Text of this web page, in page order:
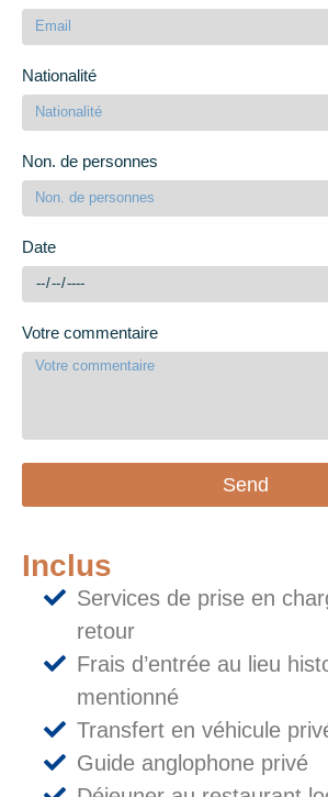
Nationalité
Non. de personnes
Date
Votre commentaire
Send
Inclus
Services de prise en
retour
Frais d’entrée au lieu
mentionné
Transfert en véhicule
Guide anglophone privé